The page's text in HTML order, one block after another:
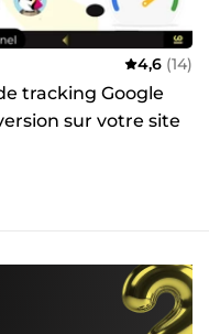
4,6 (14)
tracking Google
sur votre site